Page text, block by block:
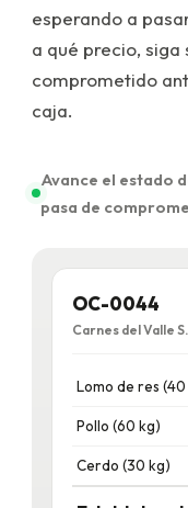
esperando a
a qué precio,
comprometido
caja.
Avance el estado
pasa de
OC-0044
Carnes del Valle
Lomo de res
Pollo (60 kg)
Cerdo (30 kg)